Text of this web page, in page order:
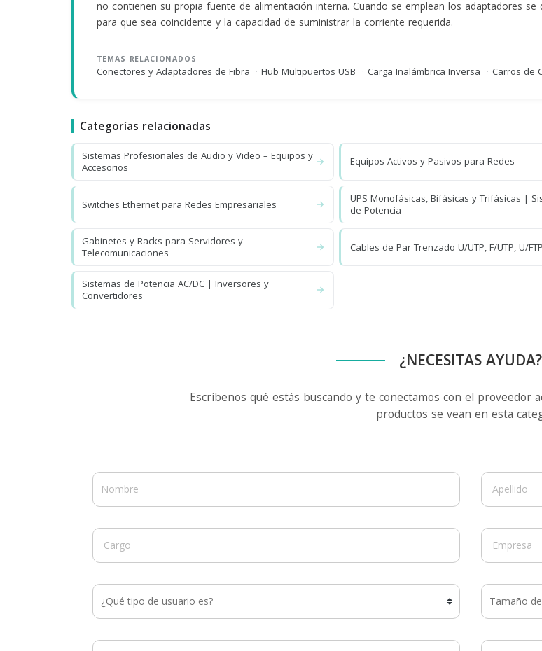
no contienen su propia fuente de alimentación interna. Cuando se emplean los adaptadores
para que sea coincidente y la capacidad de suministrar la corriente requerida.
TEMAS RELACIONADOS
Conectores y Adaptadores de Fibra · Hub Multipuertos USB · Carga Inalámbrica Inversa · Carros de
Categorías relacionadas
Sistemas Profesionales de Audio y Video – Equipos y
Accesorios
Equipos Activos y Pasivos para Redes
Switches Ethernet para Redes Empresariales
UPS Monofásicas, Bifásicas y Trifásicas |
de Potencia
Gabinetes y Racks para Servidores y
Telecomunicaciones
Cables de Par Trenzado U/UTP, F/UTP, U/
Sistemas de Potencia AC/DC | Inversores y
Convertidores
¿NECESITAS AYUDA?
Escríbenos qué estás buscando y te conectamos con el proveedor
productos se vean en esta